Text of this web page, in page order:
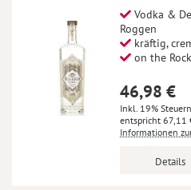
Vodka &
Roggen
kräftig,
on the
46,98 €
Inkl. 19% Steuern
67,11
Informationen
Details